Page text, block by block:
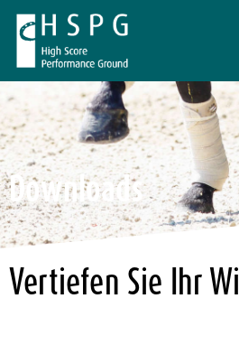
Downloads
Vertiefen Sie Ihr